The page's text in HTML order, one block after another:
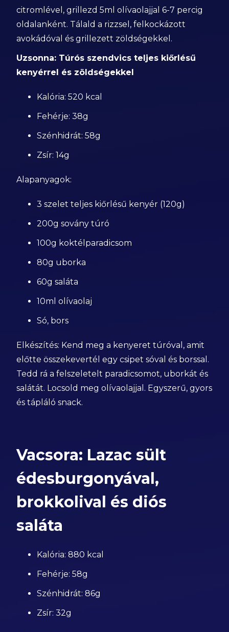
citromlével, grillezd 5ml olívaolajjal 6-7 percig
oldalanként. Tálald a rizzsel, felkockázott
avokádóval és grillezett zöldségekkel.
Uzsonna: Túrós szendvics teljes kiőrlésű
kenyérrel és zöldségekkel
Kalória: 520 kcal
Fehérje: 38g
Szénhidrát: 58g
Zsír: 14g
Alapanyagok:
3 szelet teljes kiőrlésű kenyér (120g)
200g sovány túró
100g koktélparadicsom
80g uborka
60g saláta
10ml olívaolaj
Só, bors
Elkészítés: Kend meg a kenyeret túróval, amit
előtte összekevertél egy csipet sóval és borssal.
Tedd rá a felszeletelt paradicsomot, uborkát és
salátát. Locsold meg olívaolajjal. Egyszerű, gyors
és tápláló snack.
Vacsora: Lazac sült
édesburgonyával,
brokkolival és diós
saláta
Kalória: 880 kcal
Fehérje: 58g
Szénhidrát: 86g
Zsír: 32g